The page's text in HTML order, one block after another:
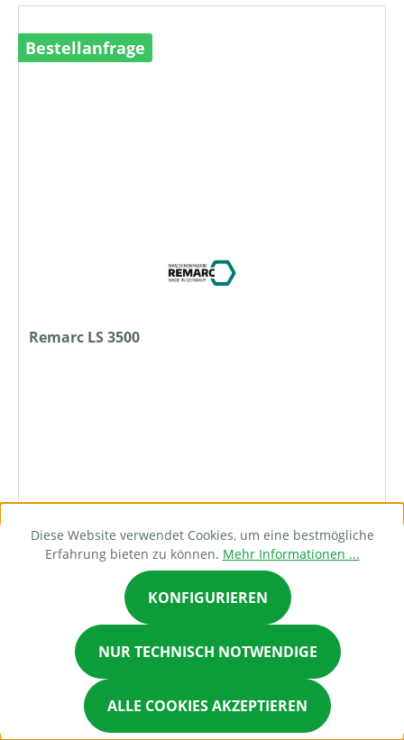
Bestellanfrage
Remarc LS 3500
2.279,00 €*
DETAILS
Bestellanfrage
Diese Website verwendet Cookies, um eine bestmögliche
Erfahrung bieten zu können. Mehr Informationen ...
NUR TECHNISCH NOTWENDIGE
KONFIGURIEREN
ALLE COOKIES AKZEPTIEREN